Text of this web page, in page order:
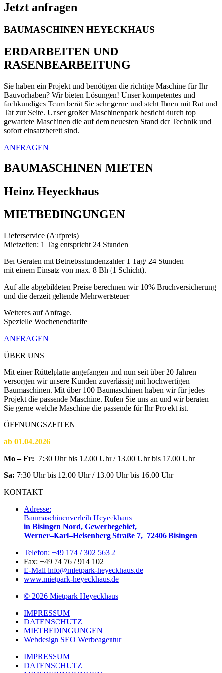
Jetzt anfragen
BAUMASCHINEN HEYECKHAUS
ERDARBEITEN UND
RASENBEARBEITUNG
Sie haben ein Projekt und benötigen die richtige Maschine für Ihr
Bauvorhaben? Wir bieten Lösungen! Unser kompetentes und
fachkundiges Team berät Sie sehr gerne und steht Ihnen mit Rat und
Tat zur Seite. Unser großer Maschinenpark besticht durch top
gewartete Maschinen die auf dem neuesten Stand der Technik und
sofort einsatzbereit sind.
ANFRAGEN
BAUMASCHINEN MIETEN
Heinz Heyeckhaus
MIETBEDINGUNGEN
Lieferservice (Aufpreis)
Mietzeiten: 1 Tag entspricht 24 Stunden
Bei Geräten mit Betriebsstundenzähler 1 Tag/ 24 Stunden
mit einem Einsatz von max. 8 Bh (1 Schicht).
Auf alle abgebildeten Preise berechnen wir 10% Bruchversicherung
und die derzeit geltende Mehrwertsteuer
Weiteres auf Anfrage.
Spezielle Wochenendtarife
ANFRAGEN
ÜBER UNS
Mit einer Rüttelplatte angefangen und nun seit über 20 Jahren
versorgen wir unsere Kunden zuverlässig mit hochwertigen
Baumaschinen. Mit über 100 Baumaschinen haben wir für jedes
Projekt die passende Maschine. Rufen Sie uns an und wir beraten
Sie gerne welche Maschine die passende für Ihr Projekt ist.
ÖFFNUNGSZEITEN
ab 01.04.2026
Mo – Fr: 7:30 Uhr bis 12.00 Uhr / 13.00 Uhr bis 17.00 Uhr
Sa: 7:30 Uhr bis 12.00 Uhr / 13.00 Uhr bis 16.00 Uhr
KONTAKT
Adresse:
Baumaschinenverleih Heyeckhaus
in Bisingen Nord, Gewerbegebiet,
Werner–Karl–Heisenberg Straße 7, 72406 Bisingen
Telefon: +49 174 / 302 563 2
Fax: +49 74 76 / 914 102
E-Mail info@mietpark-heyeckhaus.de
www.mietpark-heyeckhaus.de
© 2026 Mietpark Heyeckhaus
IMPRESSUM
DATENSCHUTZ
MIETBEDINGUNGEN
Webdesign SEO Werbeagentur
IMPRESSUM
DATENSCHUTZ